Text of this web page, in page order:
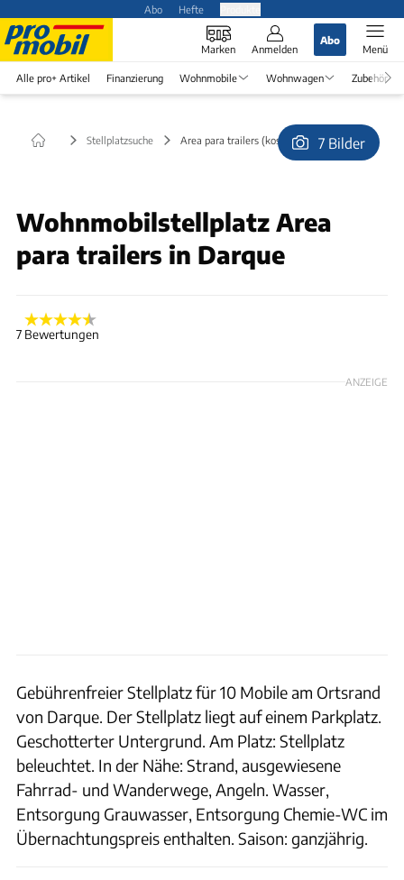
Abo Hefte
Marken Anmelden
Abo
Menü
Alle pro+ Artikel Finanzierung Wohnmobile Wohnwagen Zubehör
Stellplatzsuche Area para trailers (kostenlos) in Darque
7 Bilder
Wohnmobilstellplatz Area
para trailers in Darque
7 Bewertungen
ANZEIGE
Gebührenfreier Stellplatz für 10 Mobile am Ortsrand
von Darque. Der Stellplatz liegt auf einem Parkplatz.
Geschotterter Untergrund. Am Platz: Stellplatz
beleuchtet. In der Nähe: Strand, ausgewiesene
Fahrrad- und Wanderwege, Angeln. Wasser,
Entsorgung Grauwasser, Entsorgung Chemie-WC im
Übernachtungspreis enthalten. Saison: ganzjährig.